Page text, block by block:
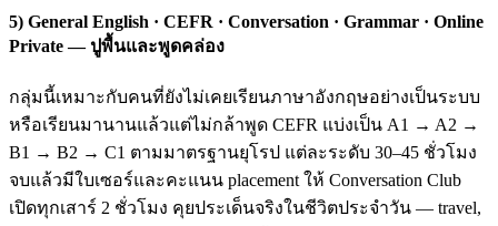
5) General English · CEFR · Conversation · Grammar · Online
Private — ปูพื้นและพูดคล่อง
กลุ่มนี้เหมาะกับคนที่ยังไม่เคยเรียนภาษาอังกฤษอย่างเป็นระบบ
หรือเรียนมานานแล้วแต่ไม่กล้าพูด CEFR แบ่งเป็น A1 → A2 →
B1 → B2 → C1 ตามมาตรฐานยุโรป แต่ละระดับ 30–45 ชั่วโมง
จบแล้วมีใบเซอร์และคะแนน placement ให้ Conversation Club
เปิดทุกเสาร์ 2 ชั่วโมง คุยประเด็นจริงในชีวิตประจำวัน — travel,